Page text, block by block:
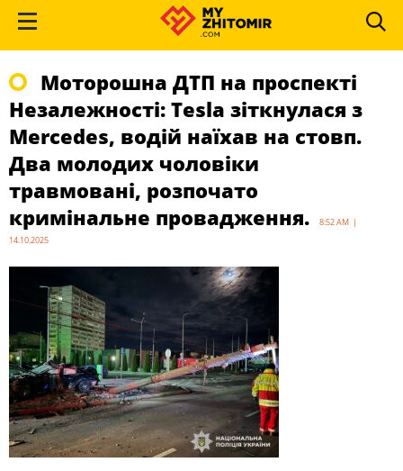
Моторошна ДТП на проспекті
Незалежності: Tesla зіткнулася з
Mercedes, водій наїхав на стовп.
Два молодих чоловіки
травмовані, розпочато
кримінальне провадження.
8:52 AM |
14.10.2025